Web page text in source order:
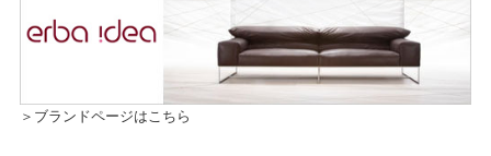
＞ブランドページはこちら